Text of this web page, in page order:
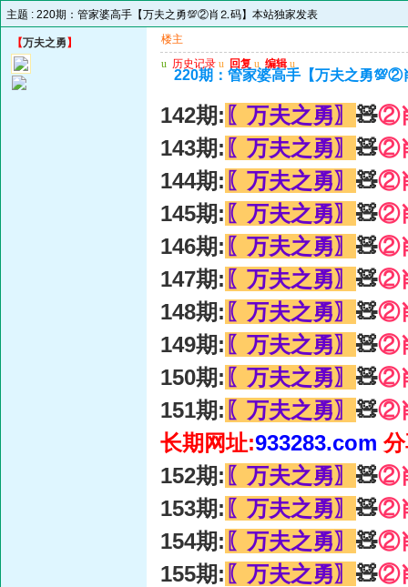
主题 : 220期：管家婆高手【万夫之勇💯②肖⒉码】本站独家发表
【万夫之勇 】
楼主
u 历史记录 u 回复 u 编辑 u
220期：管家婆高手【万夫之勇
142期: 〖万夫之勇〗 🧸②
143期: 〖万夫之勇〗 🧸②
144期: 〖万夫之勇〗 🧸②
145期: 〖万夫之勇〗 🧸②
146期: 〖万夫之勇〗 🧸②
147期: 〖万夫之勇〗 🧸②
148期: 〖万夫之勇〗 🧸②
149期: 〖万夫之勇〗 🧸②
150期: 〖万夫之勇〗 🧸②
151期: 〖万夫之勇〗 🧸②
长期网址:933283.com
152期: 〖万夫之勇〗 🧸②
153期: 〖万夫之勇〗 🧸②
154期: 〖万夫之勇〗 🧸②
155期: 〖万夫之勇〗 🧸②